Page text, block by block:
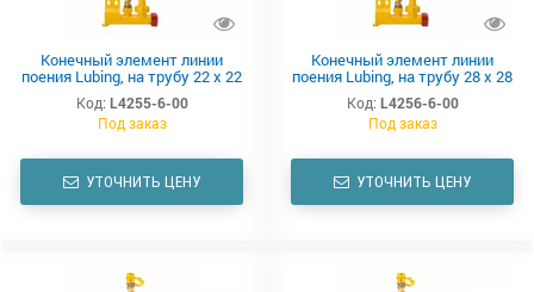
Конечный элемент линии
поения Lubing, на трубу 22 х 22
мм, трубка уровня воды 600
мм
Код: L4255-6-00
Под заказ
УТОЧНИТЬ ЦЕНУ
Конечный элемент линии
поения Lubing, на трубу 28 х 28
мм, трубка уровня воды 600
мм
Код: L4256-6-00
Под заказ
УТОЧНИТЬ ЦЕНУ